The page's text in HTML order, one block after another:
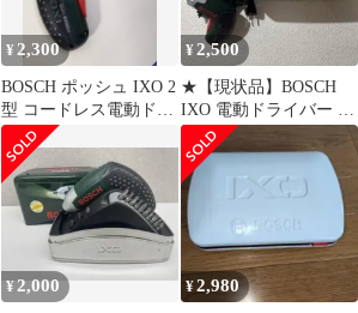
¥ 2,300
BOSCH ポッシュ IXO 2
型 コードレス電動ドラ
イバー
¥2,500
★【現状品】BOSCH
IXO 電動ドライバー 本
体 ボッシュ★
¥2,000 ¥2,980